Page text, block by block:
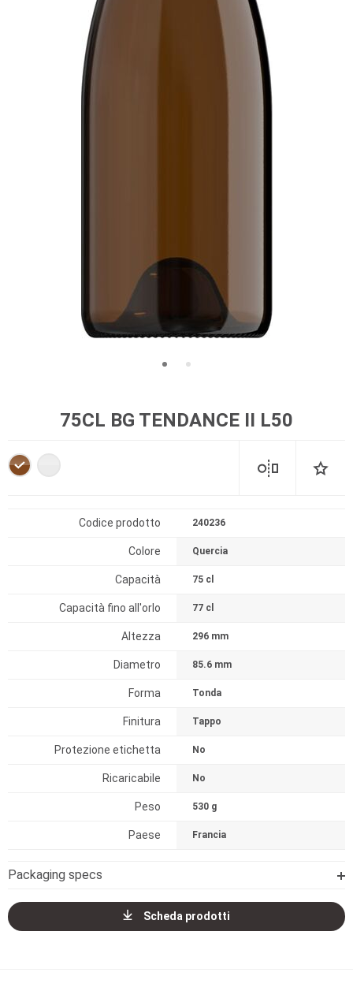
75CL BG TENDANCE II L50
Codice prodotto 240236
Colore Quercia
Capacità 75 cl
Capacità fino all'orlo 77 cl
Altezza 296 mm
Diametro 85.6 mm
Forma Tonda
Finitura Tappo
Protezione etichetta No
Ricaricabile No
Peso 530 g
Paese Francia
Packaging specs
Scheda prodotti